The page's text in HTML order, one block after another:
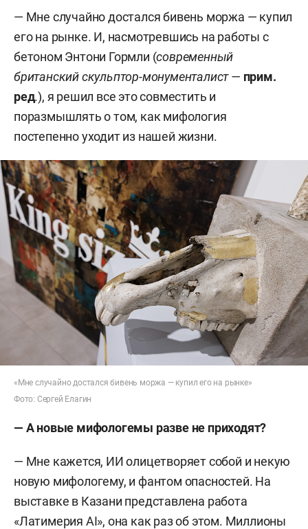
Он родился 24 января 1964 года в Уфе. В 1986-м
окончил художественно-графический факультет
БГПУ им. Акмуллы. С 1988-го преподает в
Уфимском училище искусств.
Миннебаев является одним из самых ярких и
значимых российских художников, работает в
авторской технике бумаги ручного литья.
Опираясь на ресайкл-процесс, он
перерабатывает макулатуру, создавая из
вторсырья произведения современного
искусства. Выставки Миннебаева проходили как
в России (музей Эрарта, «Зверевский центр
современного искусства» и др.), так и за
рубежом (галерея Университета штата Огайо,
галерея графики малых форм Пекина, галерея
современного искусства DIX в Хельсинки).
Также участвовал в археологических,
этнографических и арт-экспедициях по Южному
Уралу, Хакасии, Туве, Бурятии, Монголии и
Киргизии.
Его произведения хранятся в музеях Уфы,
Новосибирска, Казани, Зауралья, Сургута, а
также за границей в музее графики Брунеки
(Италия), галерее искусств Альбано (Италия) и
др.
— Мне случайно достался бивень моржа — купил
его на рынке. И, насмотревшись на работы с
бетоном Энтони Гормли (современный
британский скульптор-монументалист — прим.
ред.), я решил все это совместить и
поразмышлять о том, как мифология
постепенно уходит из нашей жизни.
«Мне случайно достался бивень моржа — купил его на рынке»
Фото: Сергей Елагин
— А новые мифологемы разве не приходят?
— Мне кажется, ИИ олицетворяет собой и некую
новую мифологему, и фантом опасностей. На
выставке в Казани представлена работа
«Латимерия AI», она как раз об этом. Миллионы